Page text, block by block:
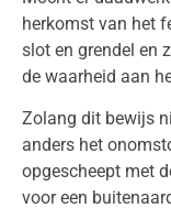
herkomst van het
slot en grendel en
de waarheid aan
Zolang dit bewijs
anders het
opgescheept met
voor een